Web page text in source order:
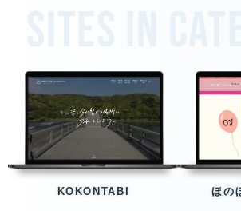
Sites in
KOKONTABI ほの